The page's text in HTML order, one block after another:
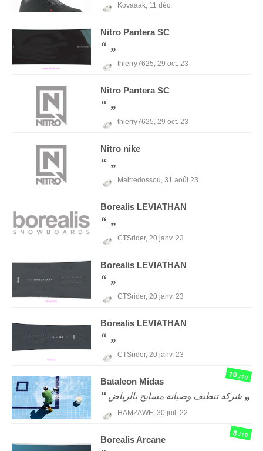
Kovaaak, 11 déc.
Nitro Pantera SC
thierry7625, 29 oct. 23
Nitro Pantera SC
thierry7625, 29 oct. 23
Nitro nike
Maitredossou, 31 août 23
Borealis LEVIATHAN
CTSrider, 20 janv. 23
Borealis LEVIATHAN
CTSrider, 20 janv. 23
Borealis LEVIATHAN
CTSrider, 20 janv. 23
Bataleon Midas
شركة تنظيف وصيانة مسابح بالرياض
HAMZAWE, 30 juil. 22
10/10
Borealis Arcane
8/10